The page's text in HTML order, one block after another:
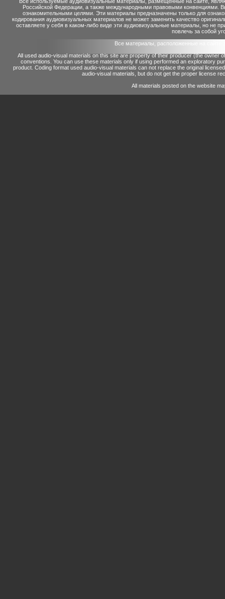
Российской Федерации, а также международными правовыми конвенциями.
ознакомительными целями. Эти материалы предназначены только для
кодирования аудиовизуальных материалов не может заменить качество
оставляете у себя в каком-либо виде эти аудиовизуальные материалы, но не
повлечь за собой
Все материалы, расположенные на сайте
All used audio-visual materials on this site are property of their producer (the owner
conventions. You can use these materials only if using performed an exploratory
product. Coding format used audio-visual materials can not replace the original
audio-visual materials, but do not get the proper license
All materials posted on the website